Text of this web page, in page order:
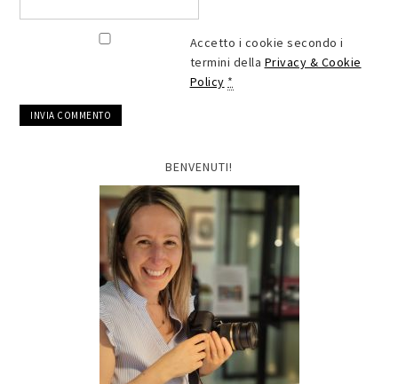
Accetto i cookie secondo i
termini della Privacy & Cookie
Policy *
BENVENUTI!